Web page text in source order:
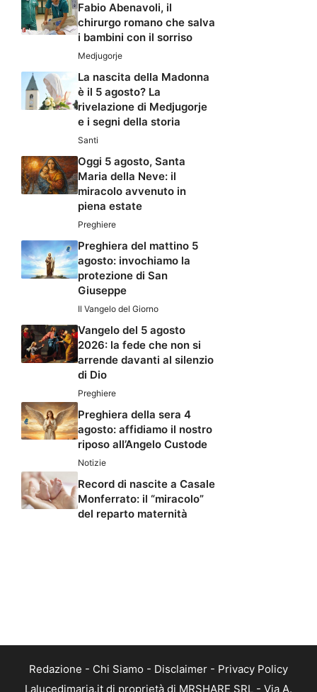
Fabio Abenavoli, il
chirurgo romano che salva
i bambini con il sorriso
Medjugorje
La nascita della Madonna
è il 5 agosto? La
rivelazione di Medjugorje
e i segni della storia
Santi
Oggi 5 agosto, Santa
Maria della Neve: il
miracolo avvenuto in
piena estate
Preghiere
Preghiera del mattino 5
agosto: invochiamo la
protezione di San
Giuseppe
Il Vangelo del Giorno
Vangelo del 5 agosto
2026: la fede che non si
arrende davanti al silenzio
di Dio
Preghiere
Preghiera della sera 4
agosto: affidiamo il nostro
riposo all’Angelo Custode
Notizie
Record di nascite a Casale
Monferrato: il “miracolo”
del reparto maternità
Redazione - Chi Siamo - Disclaimer - Privacy Policy
Lalucedimaria.it di proprietà di MRSHARE SRL - Via A.